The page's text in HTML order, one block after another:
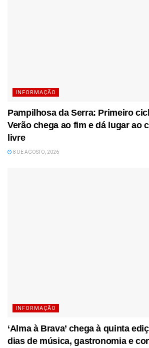
INFORMAÇÃO
Pampilhosa da Serra: Primeiro
Verão chega ao fim e dá lugar ao
livre
8 DE AGOSTO, 2026
INFORMAÇÃO
‘Alma à Brava’ chega à quinta
dias de música, gastronomia e